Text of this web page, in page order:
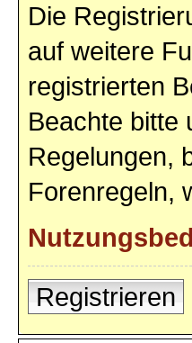
Die
auf weitere
registrierten
Beachte bitte
Regelungen,
Forenregeln,
Registrieren